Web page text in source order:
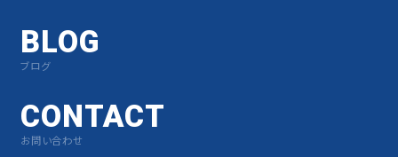
BLOG
ブログ
CONTACT
お問い合わせ